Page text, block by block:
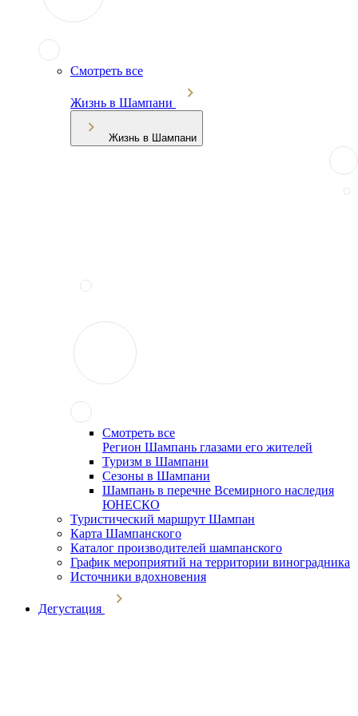
Смотреть все
Жизнь в Шампани
Жизнь в Шампани
Смотреть все
Регион Шампань глазами его жителей
Туризм в Шампани
Сезоны в Шампани
Шампань в перечне Всемирного наследия
ЮНЕСКО
Туристический маршрут Шампан
Карта Шампанского
Каталог производителей шампанского
График мероприятий на территории виноградника
Источники вдохновения
Дегустация